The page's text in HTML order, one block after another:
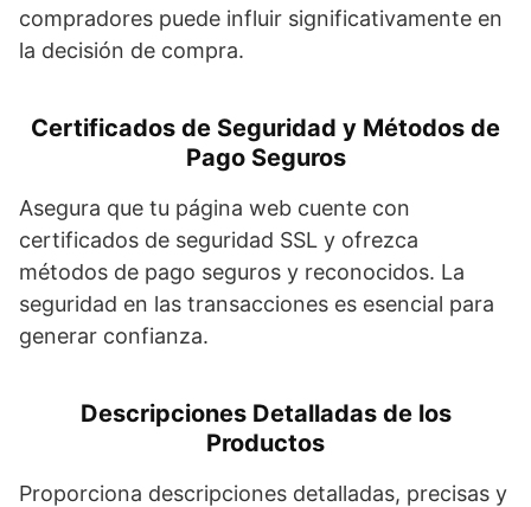
compradores puede influir significativamente en
la decisión de compra.
Certificados de Seguridad y Métodos de
Pago Seguros
Asegura que tu página web cuente con
certificados de seguridad SSL y ofrezca
métodos de pago seguros y reconocidos. La
seguridad en las transacciones es esencial para
generar confianza.
Descripciones Detalladas de los
Productos
Proporciona descripciones detalladas, precisas y